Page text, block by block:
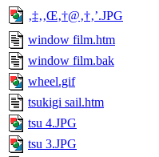
‚‡‚‚Œ‚†@‚†‚’.JPG
window film.htm
window film.bak
wheel.gif
tsukigi sail.htm
tsu 4.JPG
tsu 3.JPG